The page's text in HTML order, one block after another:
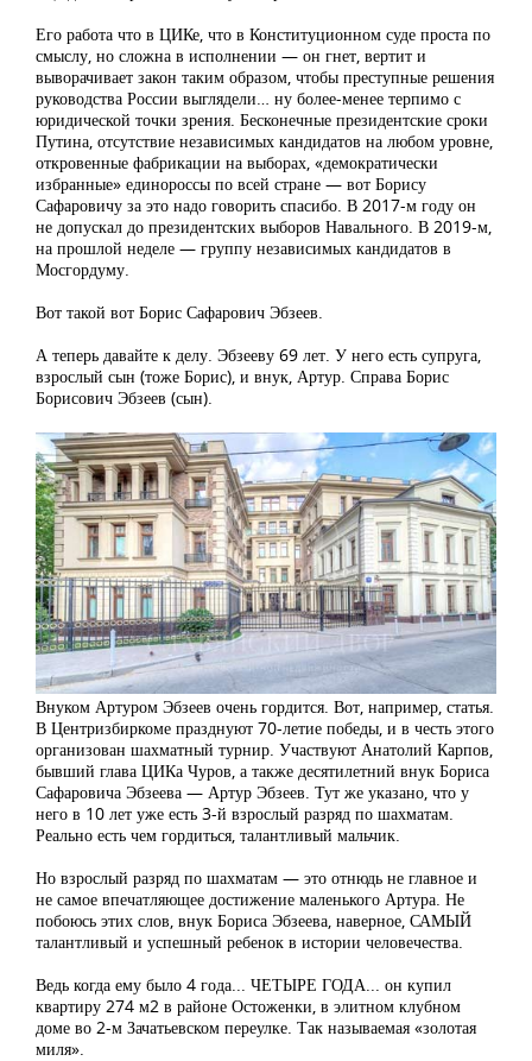
Его работа что в ЦИКе, что в Конституционном суде проста по
смыслу, но сложна в исполнении — он гнет, вертит и
выворачивает закон таким образом, чтобы преступные решения
руководства России выглядели… ну более-менее терпимо с
юридической точки зрения. Бесконечные президентские сроки
Путина, отсутствие независимых кандидатов на любом уровне,
откровенные фабрикации на выборах, «демократически
избранные» единороссы по всей стране — вот Борису
Сафаровичу за это надо говорить спасибо. В 2017-м году он
не допускал до президентских выборов Навального. В 2019-м,
на прошлой неделе — группу независимых кандидатов в
Мосгордуму.
Вот такой вот Борис Сафарович Эбзеев.
А теперь давайте к делу. Эбзееву 69 лет. У него есть супруга,
взрослый сын (тоже Борис), и внук, Артур. Справа Борис
Борисович Эбзеев (сын).
Внуком Артуром Эбзеев очень гордится. Вот, например, статья.
В Центризбиркоме празднуют 70-летие победы, и в честь этого
организован шахматный турнир. Участвуют Анатолий Карпов,
бывший глава ЦИКа Чуров, а также десятилетний внук Бориса
Сафаровича Эбзеева — Артур Эбзеев. Тут же указано, что у
него в 10 лет уже есть 3-й взрослый разряд по шахматам.
Реально есть чем гордиться, талантливый мальчик.
Но взрослый разряд по шахматам — это отнюдь не главное и
не самое впечатляющее достижение маленького Артура. Не
побоюсь этих слов, внук Бориса Эбзеева, наверное, САМЫЙ
талантливый и успешный ребенок в истории человечества.
Ведь когда ему было 4 года... ЧЕТЫРЕ ГОДА... он купил
квартиру 274 м2 в районе Остоженки, в элитном клубном
доме во 2-м Зачатьевском переулке. Так называемая «золотая
миля».